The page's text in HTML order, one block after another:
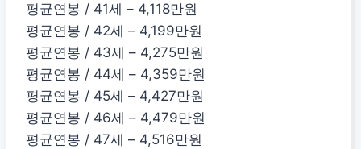
평균연봉 / 41세 – 4,118만원
평균연봉 / 42세 – 4,199만원
평균연봉 / 43세 – 4,275만원
평균연봉 / 44세 – 4,359만원
평균연봉 / 45세 – 4,427만원
평균연봉 / 46세 – 4,479만원
평균연봉 / 47세 – 4,516만원